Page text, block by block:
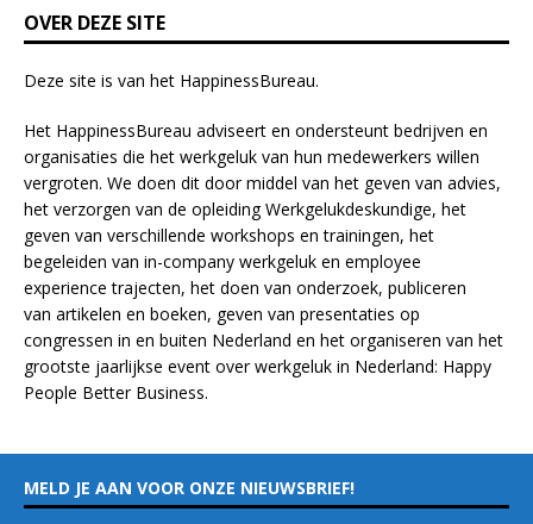
k
.
OVER DEZE SITE
Deze site is van het HappinessBureau.
Het HappinessBureau adviseert en ondersteunt bedrijven en
organisaties die het werkgeluk van hun medewerkers willen
vergroten. We doen dit door middel van het geven van advies,
het verzorgen van de opleidingWerkgelukdeskundige, het
geven van verschillende workshops en trainingen, het
begeleiden van in-company werkgeluk en employee
experiencetrajecten, het doen van onderzoek, publiceren
van artikelen en boeken, geven van presentaties op
congressen in en buiten Nederland en het organiseren van het
grootste jaarlijkse event over werkgeluk in Nederland: Happy
People Better Business.
MELD JE AAN VOOR ONZE NIEUWSBRIEF!